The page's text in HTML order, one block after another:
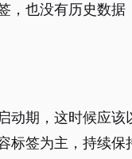
，也没有历史数据
动期，这时候应该
标签为主，持续保